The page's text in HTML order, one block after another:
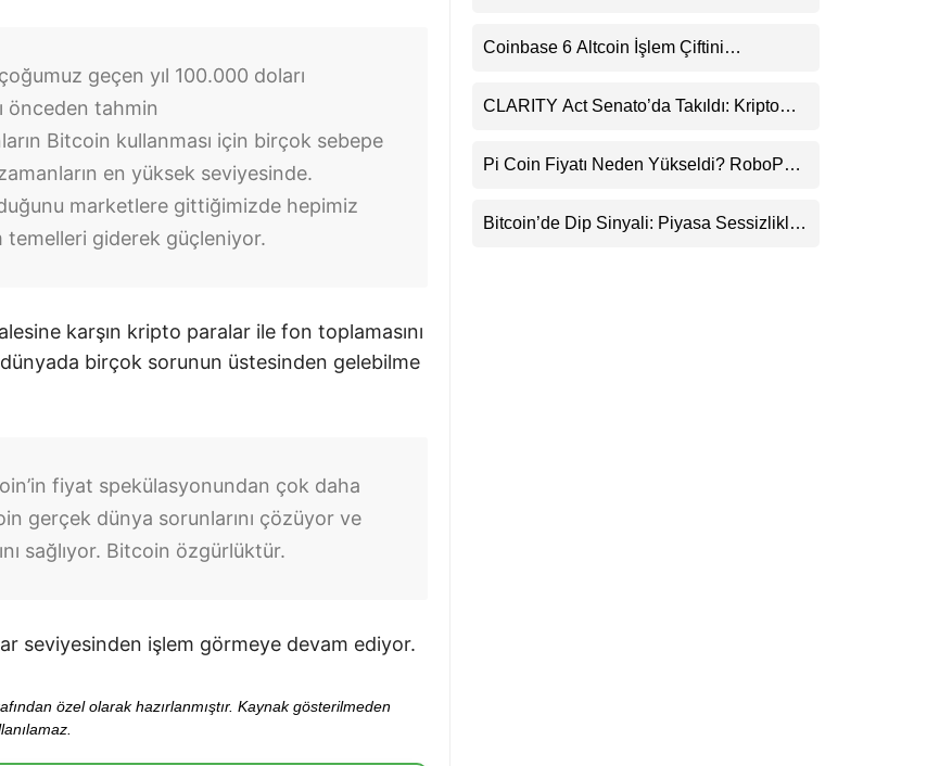
geçen yıl 100.000 doları
önceden tahmin
Bitcoin kullanması için birçok sebepe
en yüksek seviyesinde.
marketlere gittiğimizde hepimiz
temelleri giderek güçleniyor.
karşın kripto paralar ile fon toplamasını
birçok sorunun üstesinden gelebilme
fiyat spekülasyonundan çok daha
gerçek dünya sorunlarını çözüyor ve
sağlıyor. Bitcoin özgürlüktür.
seviyesinden işlem görmeye devam ediyor.
özel olarak hazırlanmıştır. Kaynak gösterilmeden
Uyarı
Coinbase 6 Altcoin İşlem Çiftini
CLARITY Act Senato’da Takıldı: Kripto
Pi Coin Fiyatı Neden Yükseldi? RoboPay
Destekledi
Bitcoin’de Dip Sinyali: Piyasa Sessizlikle